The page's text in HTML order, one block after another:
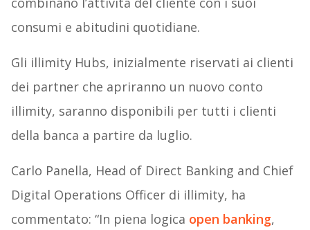
consumi e abitudini quotidiane.
Gli illimity Hubs, inizialmente riservati ai clienti
dei partner che apriranno un nuovo conto
illimity, saranno disponibili per tutti i clienti
della banca a partire da luglio.
Carlo Panella, Head of Direct Banking and Chief
Digital Operations Officer di illimity, ha
commentato: “In piena logica open banking,